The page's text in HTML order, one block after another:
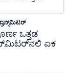
ಒತ್ತಡ
ಏಕ
ಮಾಪನಕ್ಕಾಗಿ